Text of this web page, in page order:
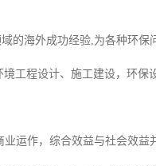
的海外成功经验,为各种环保
工程设计、施工建设，环保
运作，综合效益与社会效益